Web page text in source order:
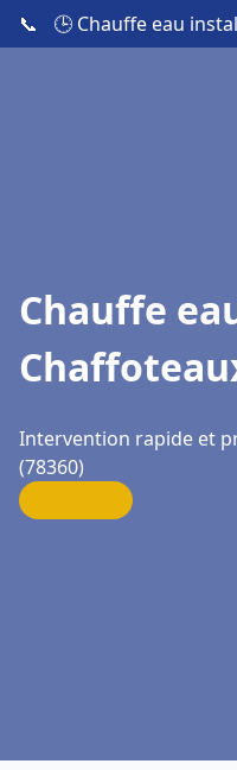
📞 🕒 Chauffe eau
Chauffe
Intervention rapide et
(78360)